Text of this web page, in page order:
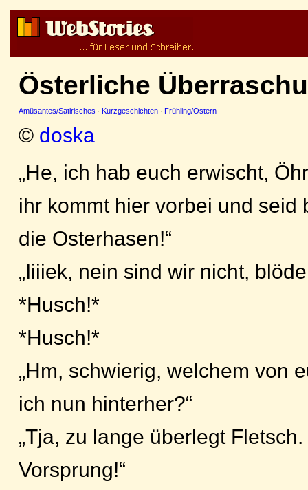
Österliche
Amüsantes/Satirisches · Kurzgeschichten · Frühling/Ostern
© doska
„He, ich hab euch erwischt,
ihr kommt hier vorbei und seid
die Osterhasen!“
„Iiiiek, nein sind wir nicht,
*Husch!*
*Husch!*
„Hm, schwierig, welchem von
ich nun hinterher?“
„Tja, zu lange überlegt
Vorsprung!“